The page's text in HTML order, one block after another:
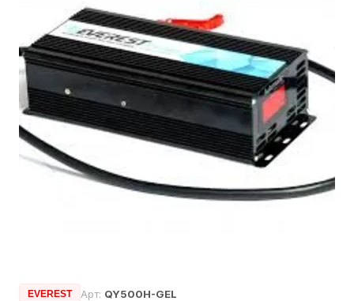
EVEREST Арт: QY500H-GEL